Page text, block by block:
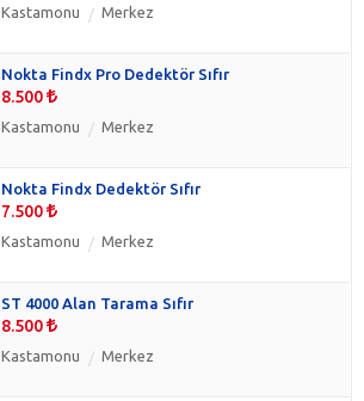
Kastamonu Merkez
Nokta Findx Pro Dedektör Sıfır
8.500
Kastamonu Merkez
Nokta Findx Dedektör Sıfır
7.500
Kastamonu Merkez
ST 4000 Alan Tarama Sıfır
8.500
Kastamonu Merkez